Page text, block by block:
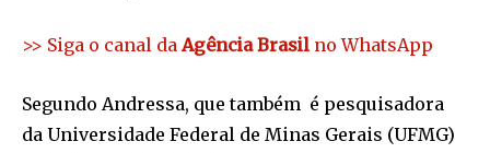
>> Siga o canal daAgência Brasil no WhatsApp
Segundo Andressa, que também é pesquisadora
da Universidade Federal de Minas Gerais (UFMG)